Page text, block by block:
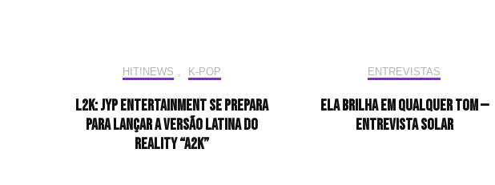
HIT!NEWS , K-POP
L2K: JYP Entertainment se prepara
para lançar a versão latina do
reality “A2K”
ENTREVISTAS
Ela brilha em qualquer tom —
Entrevista Solar